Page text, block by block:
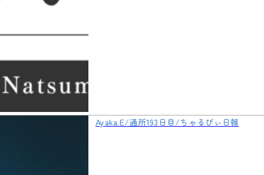
Ayaka.E/通所193日目/ちゃるびぃ日報